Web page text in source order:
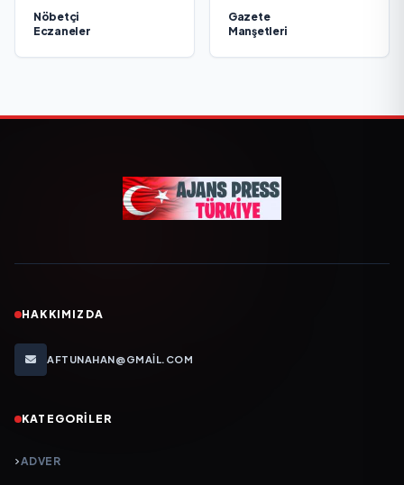
Nöbetçi
Eczaneler
Gazete
Manşetleri
HAKKIMIZDA
AFTUNAHAN@GMAIL.COM
KATEGORILER
ADVER